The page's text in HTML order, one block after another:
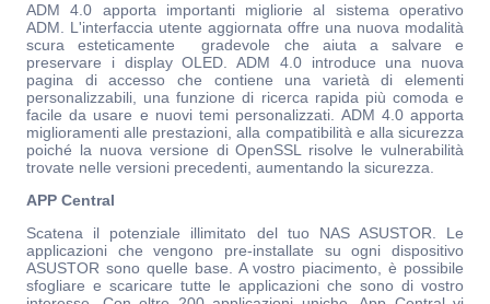
ADM 4.0 apporta importanti migliorie al sistema operativo
ADM. L'interfaccia utente aggiornata offre una nuova modalità
scura esteticamente gradevole che aiuta a salvare e
preservare i display OLED. ADM 4.0 introduce una nuova
pagina di accesso che contiene una varietà di elementi
personalizzabili, una funzione di ricerca rapida più comoda e
facile da usare e nuovi temi personalizzati. ADM 4.0 apporta
miglioramenti alle prestazioni, alla compatibilità e alla sicurezza
poiché la nuova versione di OpenSSL risolve le vulnerabilità
trovate nelle versioni precedenti, aumentando la sicurezza.
APP Central
Scatena il potenziale illimitato del tuo NAS ASUSTOR. Le
applicazioni che vengono pre-installate su ogni dispositivo
ASUSTOR sono quelle base. A vostro piacimento, è possibile
sfogliare e scaricare tutte le applicazioni che sono di vostro